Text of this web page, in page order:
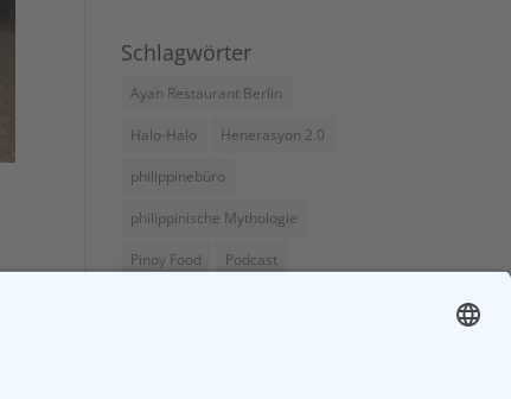
Schlagwörter
Ayan Restaurant Berlin
Halo-Halo Henerasyon 2.0
philippinebüro
philippinische Mythologie
Pinoy Food Podcast